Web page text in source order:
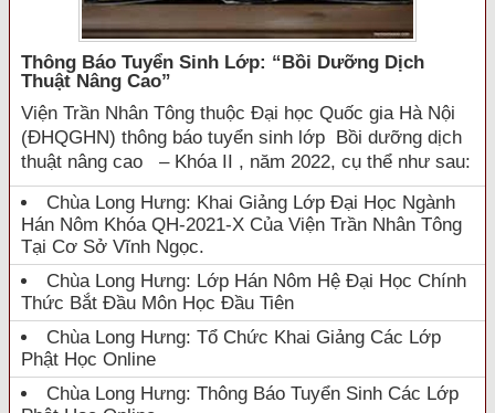
Thông Báo Tuyển Sinh Lớp: “bồi Dưỡng Dịch
Thuật Nâng Cao”
Viện Trần Nhân Tông thuộc Đại học Quốc gia Hà Nội
(ĐHQGHN) thông báo tuyển sinh lớp Bồi dưỡng dịch
thuật nâng cao – Khóa II , năm 2022, cụ thể như sau:
Chùa Long Hưng: Khai Giảng Lớp Đại Học Ngành
Hán Nôm Khóa QH-2021-X Của Viện Trần Nhân Tông
Tại Cơ Sở Vĩnh Ngọc.
Chùa Long Hưng: Lớp Hán Nôm Hệ Đại Học Chính
Thức Bắt Đầu Môn Học Đầu Tiên
Chùa Long Hưng: Tổ Chức Khai Giảng Các Lớp
Phật Học Online
Chùa Long Hưng: Thông Báo Tuyển Sinh Các Lớp